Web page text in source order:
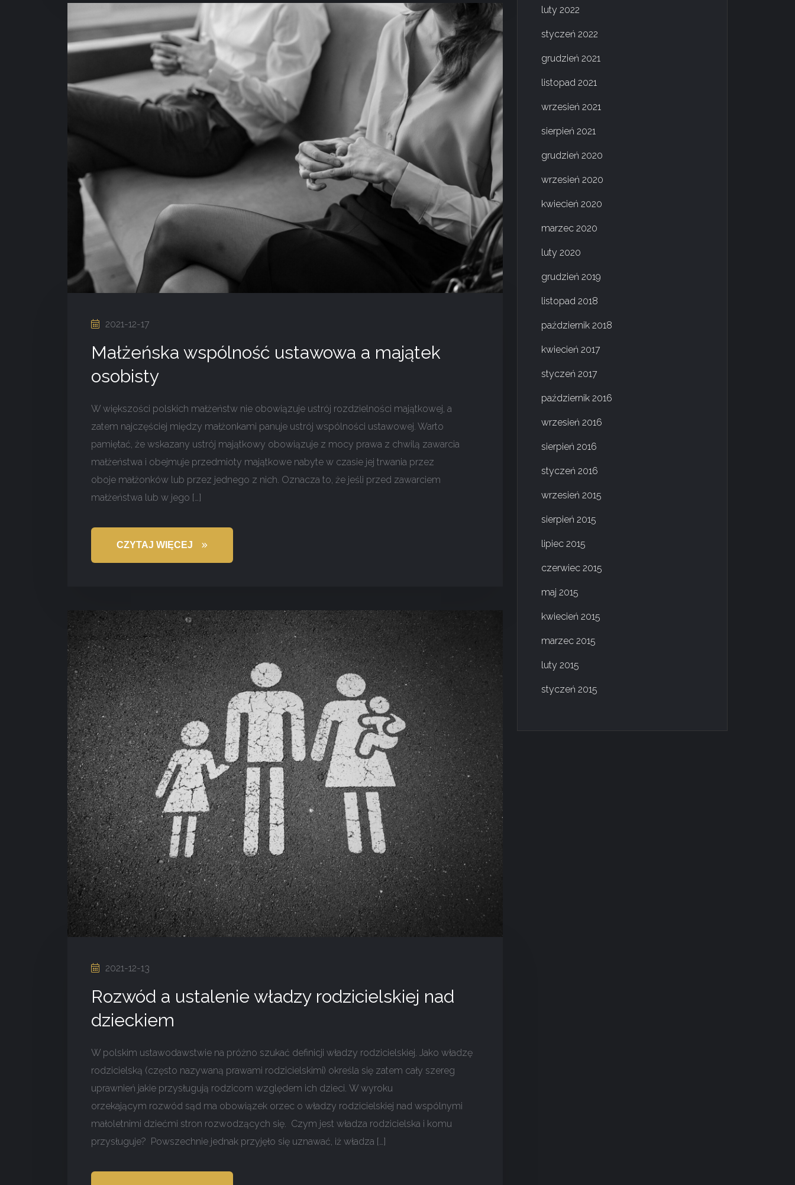
2021-12-17
Małżeńska wspólność ustawowa a majątek
osobisty
W większości polskich małżeństw nie obowiązuje ustrój rozdzielności majątkowej, a
zatem najczęściej między małżonkami panuje ustrój wspólności ustawowej. Warto
pamiętać, że wskazany ustrój majątkowy obowiązuje z mocy prawa z chwilą zawarcia
małżeństwa i obejmuje przedmioty majątkowe nabyte w czasie jej trwania przez
oboje małżonków lub przez jednego z nich. Oznacza to, że jeśli przed zawarciem
małżeństwa lub w jego […]
CZYTAJ WIĘCEJ
2021-12-13
Rozwód a ustalenie władzy rodzicielskiej nad
dzieckiem
W polskim ustawodawstwie na próżno szukać definicji władzy rodzicielskiej. Jako władzę
rodzicielską (często nazywaną prawami rodzicielskimi) określa się zatem cały szereg
uprawnień jakie przysługują rodzicom względem ich dzieci. W wyroku
orzekającym rozwód sąd ma obowiązek orzec o władzy rodzicielskiej nad wspólnymi
małoletnimi dziećmi stron rozwodzących się. Czym jest władza rodzicielska i komu
przysługuje? Powszechnie jednak przyjęło się uznawać, iż władza […]
luty 2022
styczeń 2022
grudzień 2021
listopad 2021
wrzesień 2021
sierpień 2021
grudzień 2020
wrzesień 2020
kwiecień 2020
marzec 2020
luty 2020
grudzień 2019
listopad 2018
październik 2018
kwiecień 2017
styczeń 2017
październik 2016
wrzesień 2016
sierpień 2016
styczeń 2016
wrzesień 2015
sierpień 2015
lipiec 2015
czerwiec 2015
maj 2015
kwiecień 2015
marzec 2015
luty 2015
styczeń 2015